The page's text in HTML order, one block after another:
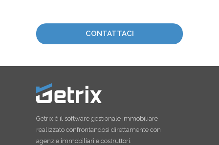
CONTATTACI
Getrix è il software gestionale immobiliare
realizzato confrontandosi direttamente con
agenzie immobiliari e costruttori.